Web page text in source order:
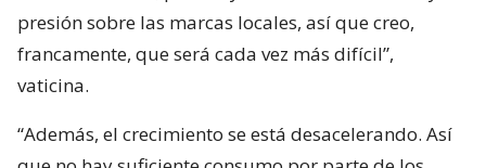
presión sobre las marcas locales, así que creo,
francamente, que será cada vez más difícil”,
vaticina.
“Además, el crecimiento se está desacelerando. Así